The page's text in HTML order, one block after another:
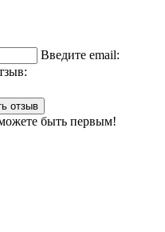
Введите email:
отзыв
быть первым!